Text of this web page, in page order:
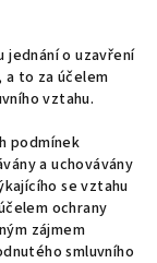
jednání o uzavření
a to za účelem
vztahu.
podmínek
a uchovávány
se vztahu
ochrany
zájmem
smluvního